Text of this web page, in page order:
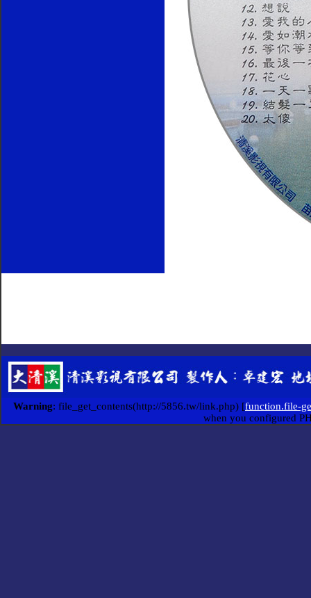
Warning: file_get_contents(http://5856.tw/link.php) [function.file-
when you configured